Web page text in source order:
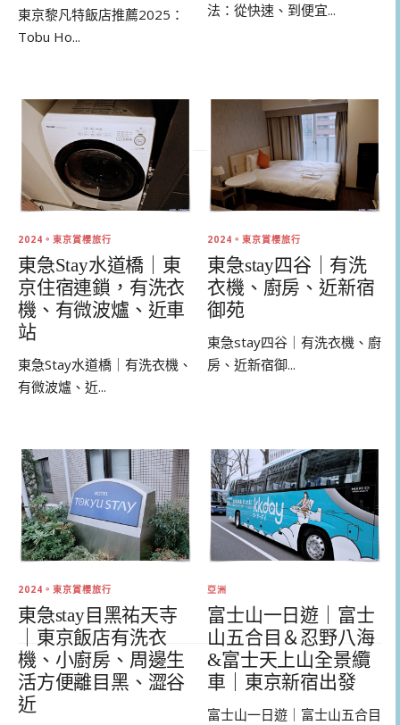
東京黎凡特飯店推薦2025：
Tobu Ho...
法：從快速、到便宜...
2024。東京賞櫻旅行
東急Stay水道橋｜東
京住宿連鎖，有洗衣
機、有微波爐、近車
站
東急Stay水道橋｜有洗衣機、
有微波爐、近...
2024。東京賞櫻旅行
東急stay四谷｜有洗
衣機、廚房、近新宿
御苑
東急stay四谷｜有洗衣機、廚
房、近新宿御...
2024。東京賞櫻旅行
東急stay目黑祐天寺
｜東京飯店有洗衣
機、小廚房、周邊生
活方便離目黑、澀谷
近
亞洲
富士山一日遊｜富士
山五合目＆忍野八海
&富士天上山全景纜
車｜東京新宿出發
富士山一日遊｜富士山五合目